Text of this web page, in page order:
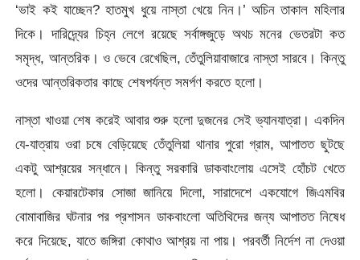
‘ভাই কই যাচ্ছেন? হাতমুখ ধুয়ে নাস্তা খেয়ে নিন।’ অচিন তাকাল মহিলার
দিকে। দারিদ্রে্যর চিহ্ন লেগে রয়েছে সর্বাঙ্গজুড়ে অথচ মনের ভেতরটা কত
সমৃদ্ধ, আন্তরিক। ও ভেবে রেখেছিল, তেঁতুলিয়াবাজারে নাস্তা সারবে। কিন্তু
ওদের আন্তরিকতার কাছে শেষপর্যন্ত সমর্পণ করতে হলো।
নাস্তা খাওয়া শেষ করেই আবার শুরু হলো দুজনের সেই ভ্যানযাত্রা। একদিন
যে-যাত্রায় ওরা চষে বেড়িয়েছে তেঁতুলিয়া থানার পুরো গ্রাম, আপাতত ছুটছে
একটু আশ্রয়ের সন্ধানে। কিন্তু সরকারি ডাকবাংলোয় এসেই হোঁচট খেতে
হলো। কেয়ারটেকার সোজা জানিয়ে দিলো, সারাদেশে একযোগে জিএমবির
বোমাবাজির ঘটনার পর প্রশাসন ডাকবাংলো অতিথিদের জন্য আপাতত নিষেধ
করে দিয়েছে, যাতে জঙ্গিরা কোথাও আশ্রয় না পায়। পরবর্তী নির্দেশ না দেওয়া